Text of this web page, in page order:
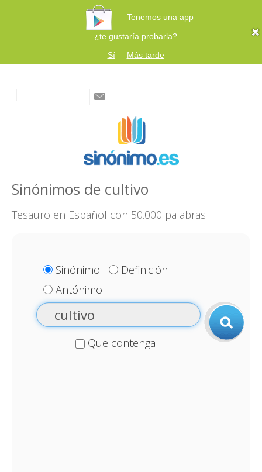
Tenemos una app
¿te gustaría probarla?
Sí
Más tarde
Sinónimos de cultivo
Tesauro en Español con 50.000 palabras
Sinónimo
Definición
Antónimo
Que contenga